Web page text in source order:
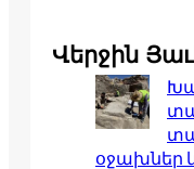
Վերջին
օջախներ